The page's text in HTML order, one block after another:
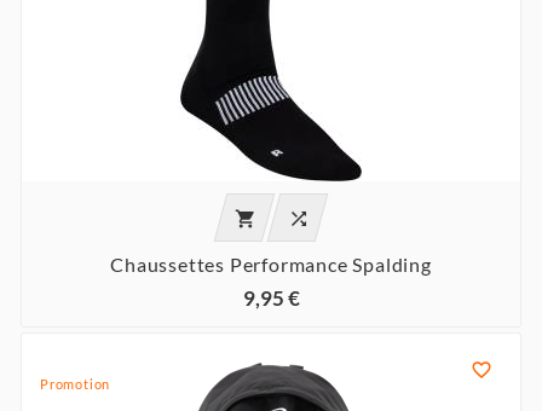
 
Chaussettes Performance Spalding
9,95 €
Promotion
